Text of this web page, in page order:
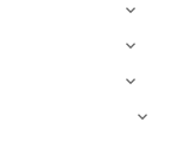



